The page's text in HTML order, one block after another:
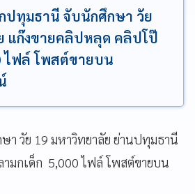
ปทุมธานี จับนักศึกษา วัย
แก๊งขายคลิปหลุด คลิปโป๊
ไฟล์ โพสต์ขายบน
วัย 19 มหาวิทยาลัย ย่านปทุมธานี
มกเด็ก 5,000 ไฟล์ โพสต์ขายบน